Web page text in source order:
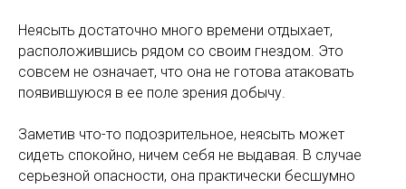
Неясыть достаточно много времени отдыхает,
расположившись рядом со своим гнездом. Это
совсем не означает, что она не готова атаковать
появившуюся в ее поле зрения добычу.
Заметив что-то подозрительное, неясыть может
сидеть спокойно, ничем себя не выдавая. В случае
серьезной опасности, она практически бесшумно